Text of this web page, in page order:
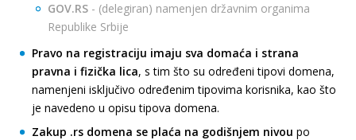
GOV.RS - (delegiran) namenjen državnim organima
Republike Srbije
Pravo na registraciju imaju sva domaća i strana
pravna i fizička lica, s tim što su određeni tipovi domena,
namenjeni isključivo određenim tipovima korisnika, kao što
je navedeno u opisu tipova domena.
Zakup .rs domena se plaća na godišnjem nivou po